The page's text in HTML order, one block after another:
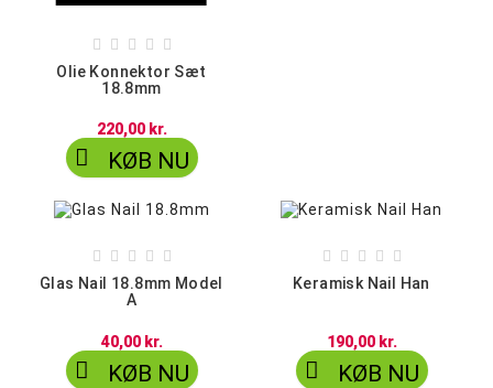
    
Olie Konnektor Sæt
18.8mm
220,00 kr.
 KØB NU
    
Glas Nail 18.8mm Model
A
40,00 kr.
 KØB NU
    
Keramisk Nail Han
190,00 kr.
 KØB NU